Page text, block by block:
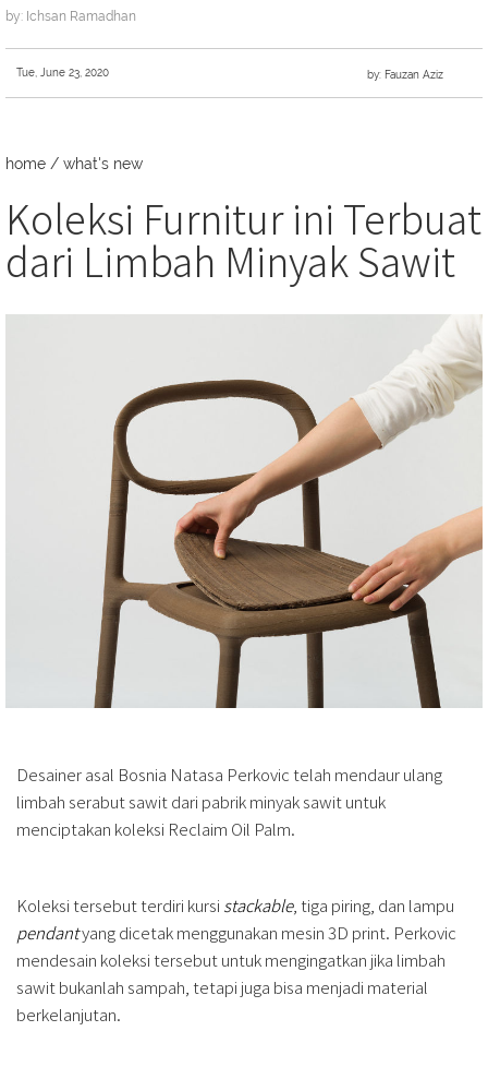
by: Ichsan Ramadhan
Tue, June 23, 2020 by: Fauzan Aziz
home / what's new
Koleksi Furnitur ini Terbuat
dari Limbah Minyak Sawit
Desainer asal Bosnia Natasa Perkovic telah mendaur ulang
limbah serabut sawit dari pabrik minyak sawit untuk
menciptakan koleksi Reclaim Oil Palm.
Koleksi tersebut terdiri kursi stackable, tiga piring, dan lampu
pendantyang dicetak menggunakan mesin 3D print. Perkovic
mendesain koleksi tersebut untuk mengingatkan jika limbah
sawit bukanlah sampah, tetapi juga bisa menjadi material
berkelanjutan.